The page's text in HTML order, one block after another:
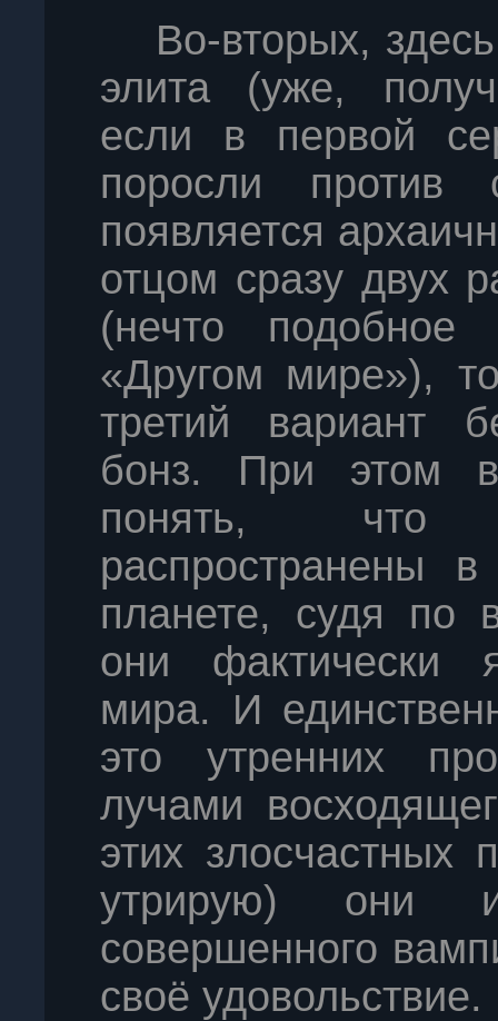
Во-вторых,
элита (уже,
если в первой
поросли против
появляется
отцом сразу двух
(нечто
«Другом мире»),
третий вариант
бонз. При этом
понять, что
распространены
планете, судя по
они фактически
мира. И
это утренних
лучами
этих злосчастных
утрирую) они
совершенного
своё удовольствие.